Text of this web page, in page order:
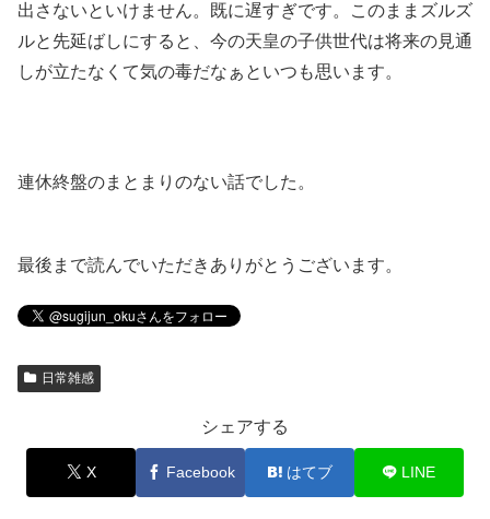
出さないといけません。既に遅すぎです。このままズルズ
ルと先延ばしにすると、今の天皇の子供世代は将来の見通
しが立たなくて気の毒だなぁといつも思います。
連休終盤のまとまりのない話でした。
最後まで読んでいただきありがとうございます。
日常雑感
シェアする
X Facebook はてブ LINE